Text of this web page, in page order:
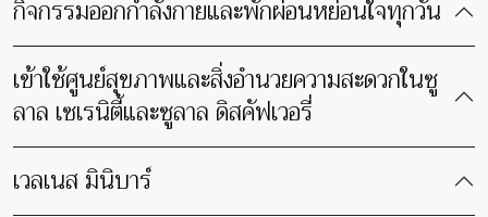
กิจกรรมออกกำลังกายและพักผ่อนหย่อนใจทุกวัน
เข้าใช้ศูนย์สุขภาพและสิ่งอำนวยความสะดวกในซู
ลาล เซเรนิตี้และซูลาล ดิสคัฟเวอรี่
เวลเนส มินิบาร์